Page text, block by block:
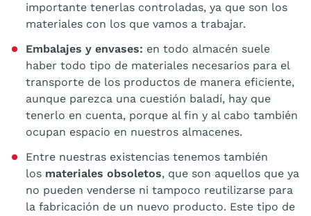
importante tenerlas controladas, ya que son los
materiales con los que vamos a trabajar.
Embalajes y envases: en todo almacén suele
haber todo tipo de materiales necesarios para el
transporte de los productos de manera eficiente,
aunque parezca una cuestión baladí, hay que
tenerlo en cuenta, porque al fin y al cabo también
ocupan espacio en nuestros almacenes.
Entre nuestras existencias tenemos también
los materiales obsoletos, que son aquellos que ya
no pueden venderse ni tampoco reutilizarse para
la fabricación de un nuevo producto. Este tipo de